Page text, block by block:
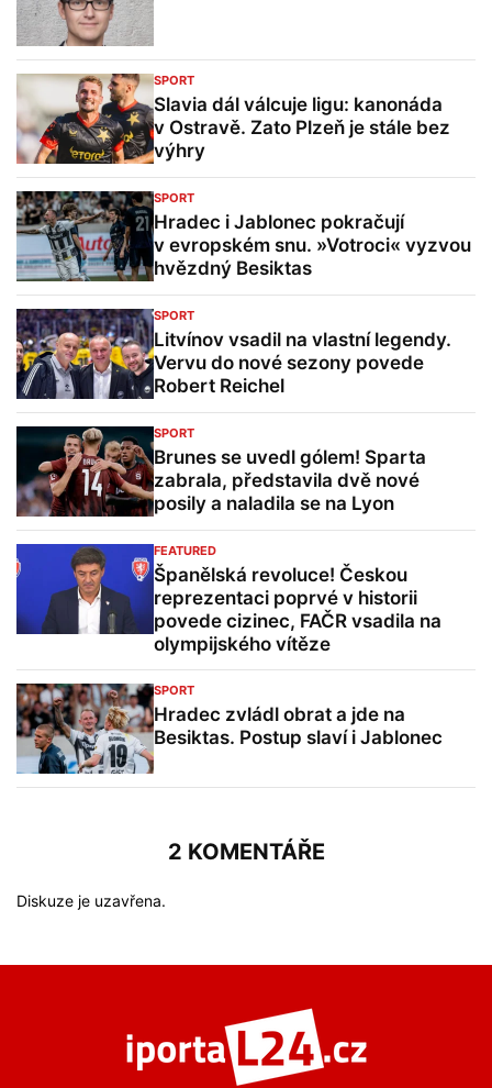
SPORT
Slavia dál válcuje ligu: kanonáda
v Ostravě. Zato Plzeň je stále bez
výhry
SPORT
Hradec i Jablonec pokračují
v evropském snu. »Votroci« vyzvou
hvězdný Besiktas
SPORT
Litvínov vsadil na vlastní legendy.
Vervu do nové sezony povede
Robert Reichel
SPORT
Brunes se uvedl gólem! Sparta
zabrala, představila dvě nové
posily a naladila se na Lyon
FEATURED
Španělská revoluce! Českou
reprezentaci poprvé v historii
povede cizinec, FAČR vsadila na
olympijského vítěze
SPORT
Hradec zvládl obrat a jde na
Besiktas. Postup slaví i Jablonec
2 KOMENTÁŘE
Diskuze je uzavřena.